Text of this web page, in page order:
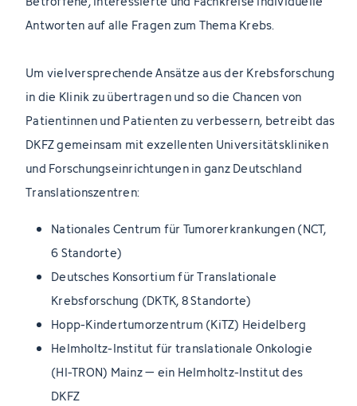
Antworten auf alle Fragen zum Thema Krebs.
Um vielversprechende Ansätze aus der Krebsforschung
in die Klinik zu übertragen und so die Chancen von
Patientinnen und Patienten zu verbessern, betreibt das
DKFZ gemeinsam mit exzellenten Universitätskliniken
und Forschungseinrichtungen in ganz Deutschland
Translationszentren:
Nationales Centrum für Tumorerkrankungen (NCT,
6 Standorte)
Deutsches Konsortium für Translationale
Krebsforschung (DKTK, 8 Standorte)
Hopp-Kindertumorzentrum (KiTZ) Heidelberg
Helmholtz-Institut für translationale Onkologie
(HI-TRON) Mainz – ein Helmholtz-Institut des
DKFZ